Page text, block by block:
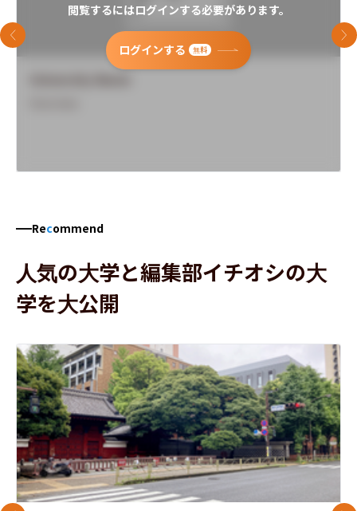
閲覧するにはログインする必要があります。
ログインする 無料
前のスライド 次
Recommend
人気の大学と編集部イチオシの大
学を大公開